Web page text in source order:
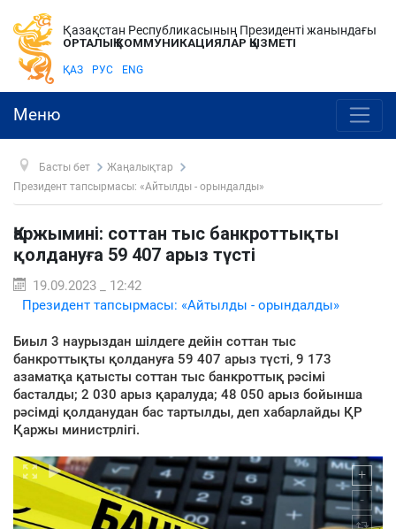
Қазақстан Республикасының Президенті жанындағы
ОРТАЛЫҚ КОММУНИКАЦИЯЛАР ҚЫЗМЕТІ
ҚАЗ РУС ENG
Меню
Басты бет
Жаңалықтар
Президент тапсырмасы: «Айтылды - орындалды»
Қаржымині: соттан тыс банкроттықты
қолдануға 59 407 арыз түсті
19.09.2023 _ 12:42
Президент тапсырмасы: «Айтылды - орындалды»
Биыл 3 наурыздан шілдеге дейін соттан тыс
банкроттықты қолдануға 59 407 арыз түсті, 9 173
азаматқа қатысты соттан тыс банкроттық рәсімі
басталды; 2 030 арыз қаралуда; 48 050 арыз бойынша
рәсімді қолданудан бас тартылды, деп хабарлайды ҚР
Қаржы министрлігі.